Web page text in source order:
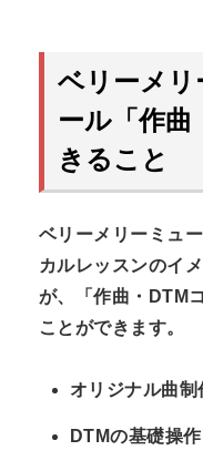
ベリーメリ
ール「作曲
きること
ベリーメリーミュ
カルレッスンのイ
が、「作曲・DTM
ことができます。
オリジナル曲制
DTMの基礎操作